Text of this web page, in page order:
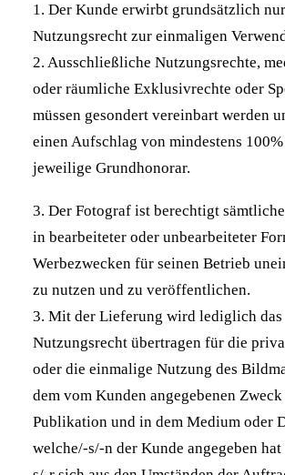
1. Der Kunde erwirbt grundsätzlich
Nutzungsrecht zur einmaligen
2. Ausschließliche Nutzungsrechte,
oder räumliche Exklusivrechte oder
müssen gesondert vereinbart werden
einen Aufschlag von mindestens 100%
jeweilige Grundhonorar.
3. Der Fotograf ist berechtigt
in bearbeiteter oder unbearbeiteter
Werbezwecken für seinen Betrieb
zu nutzen und zu veröffentlichen.
3. Mit der Lieferung wird lediglich das
Nutzungsrecht übertragen für die
oder die einmalige Nutzung des
dem vom Kunden angegebenen
Publikation und in dem Medium oder
welche/-s/-n der Kunde angegeben